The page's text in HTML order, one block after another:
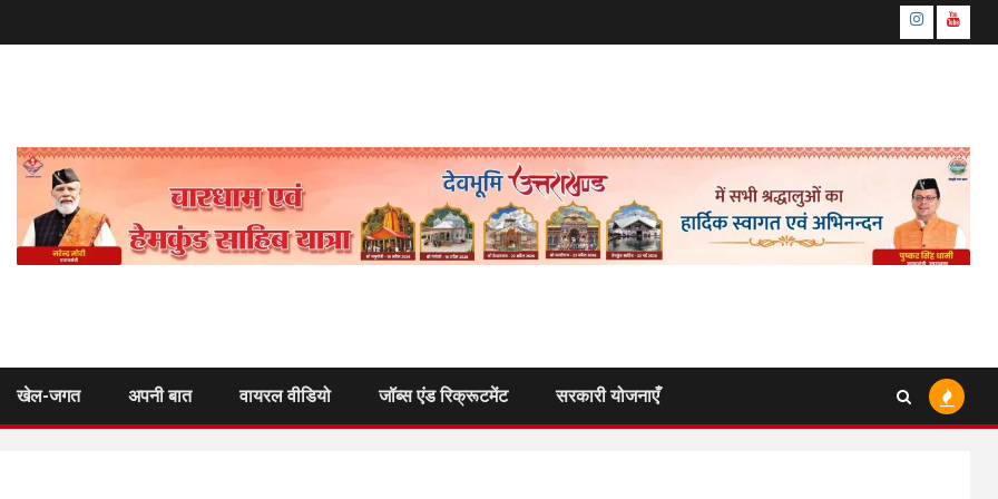
Instagram
खेल-जगत अपनी बात वायरल वीडियो जॉब्स एंड रिक्रूटमेंट सरकारी योजनाएँ